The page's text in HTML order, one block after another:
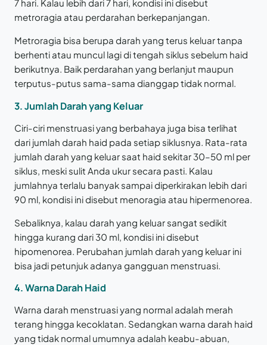
7 hari. Kalau lebih dari 7 hari, kondisi ini disebut
metroragia atau perdarahan berkepanjangan.
Metroragia bisa berupa darah yang terus keluar tanpa
berhenti atau muncul lagi di tengah siklus sebelum haid
berikutnya. Baik perdarahan yang berlanjut maupun
terputus-putus sama-sama dianggap tidak normal.
3. Jumlah Darah yang Keluar
Ciri-ciri menstruasi yang berbahaya juga bisa terlihat
dari jumlah darah haid pada setiap siklusnya. Rata-rata
jumlah darah yang keluar saat haid sekitar 30–50 ml per
siklus, meski sulit Anda ukur secara pasti. Kalau
jumlahnya terlalu banyak sampai diperkirakan lebih dari
90 ml, kondisi ini disebut menoragia atau hipermenorea.
Sebaliknya, kalau darah yang keluar sangat sedikit
hingga kurang dari 30 ml, kondisi ini disebut
hipomenorea. Perubahan jumlah darah yang keluar ini
bisa jadi petunjuk adanya gangguan menstruasi.
4. Warna Darah Haid
Warna darah menstruasi yang normal adalah merah
terang hingga kecoklatan. Sedangkan warna darah haid
yang tidak normal umumnya adalah keabu-abuan,